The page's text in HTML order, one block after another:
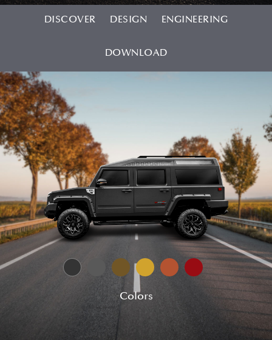
DISCOVER DESIGN ENGINEERING
DOWNLOAD
Colors